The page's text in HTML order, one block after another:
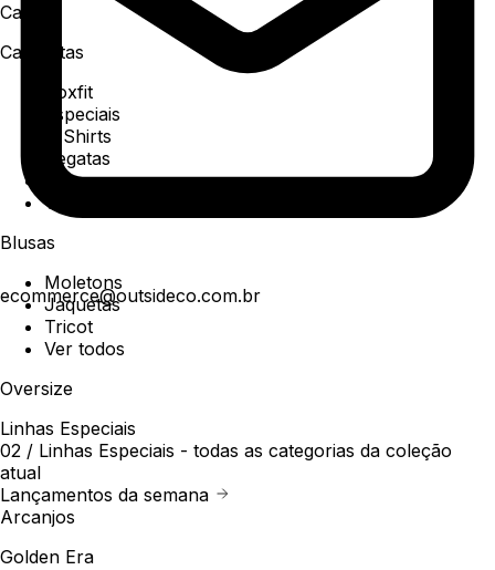
ecommerce@outsideco.com.br
Camisa
Camisetas
Boxfit
Especiais
T-Shirts
Regatas
Polo
Ver todos
Blusas
Moletons
Jaquetas
Tricot
Ver todos
Oversize
Linhas Especiais
02 / Linhas Especiais - todas as categorias da coleção
atual
Lançamentos da semana
Arcanjos
Golden Era